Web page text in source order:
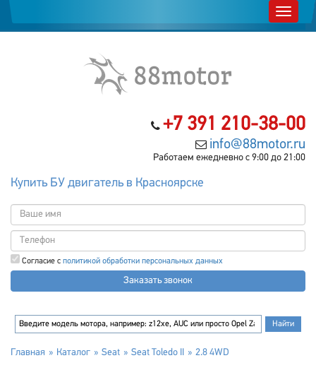
+7 391 210-38-00
info@88motor.ru
Работаем ежедневно с 9:00 до 21:00
Купить БУ двигатель в Красноярске
Согласие с политикой обработки персональных данных
Заказать звонок
Главная Каталог Seat Seat Toledo II 2.8 4WD